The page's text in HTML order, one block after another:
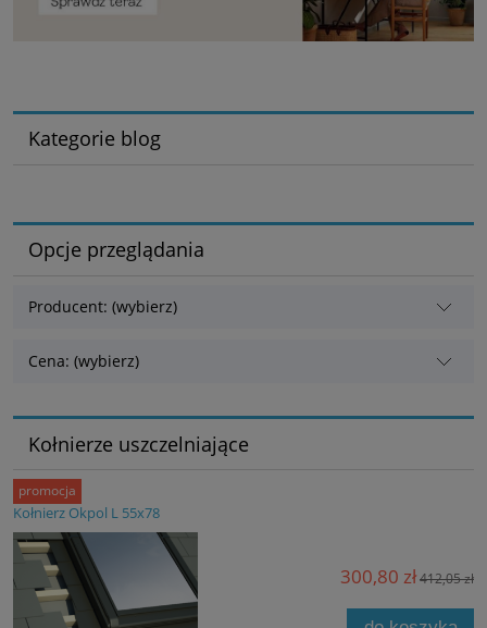
Kategorie blog
Opcje przeglądania
Producent: (wybierz)
Cena: (wybierz)
Kołnierze uszczelniające
Kołnierz Okpol L 55x78
300,80 zł412,05 zł
promocja